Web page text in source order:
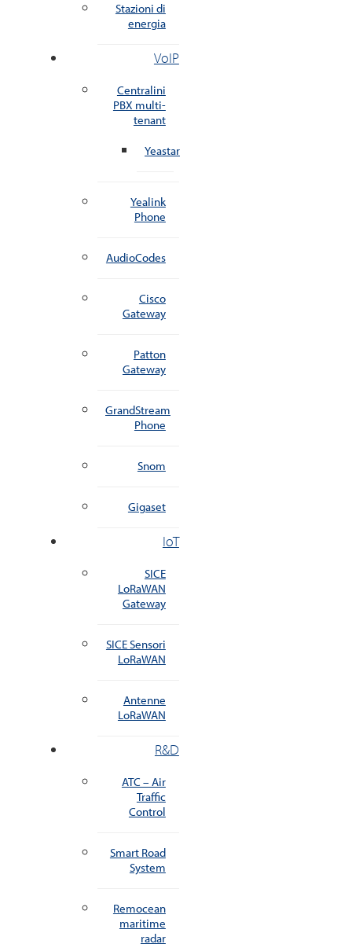
Stazioni di
energia
VoIP
Centralini
PBX multi-
tenant
Yeastar
Yealink
Phone
AudioCodes
Cisco
Gateway
Patton
Gateway
GrandStream
Phone
Snom
Gigaset
IoT
SICE
LoRaWAN
Gateway
SICE Sensori
LoRaWAN
Antenne
LoRaWAN
R&D
ATC – Air
Traffic
Control
Smart Road
System
Remocean
maritime
radar